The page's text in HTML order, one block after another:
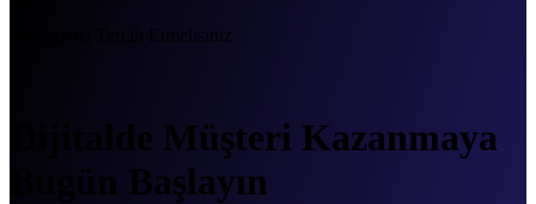
Bizi Tercih Etmelisiniz
Dijitalde Müşteri Kazanmaya
Bugün Başlayın